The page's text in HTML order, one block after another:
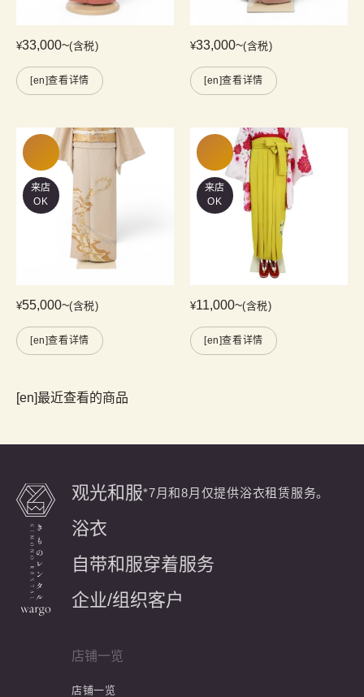
¥33,000~(含税)
[en]查看详情
¥33,000~(含税)
[en]查看详情
来店
OK
¥55,000~(含税)
[en]查看详情
来店
OK
¥11,000~(含税)
[en]查看详情
[en]最近查看的商品
观光和服*7月和8月仅提供浴衣租赁服务。
浴衣
自带和服穿着服务
企业/组织客户
店铺一览
店铺一览